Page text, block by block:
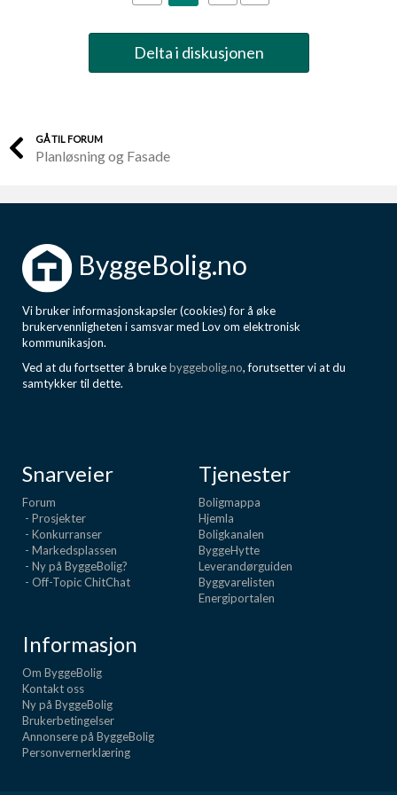
Få mer ut av Boligmappa
Delta i diskusjonen
GÅ TIL FORUM
Planløsning og Fasade
ByggeBolig.no
Vi bruker informasjonskapsler (cookies) for å øke
brukervennligheten i samsvar med Lov om elektronisk
kommunikasjon.
Ved at du fortsetter å brukebyggebolig.no, forutsetter vi at du
samtykker til dette.
Snarveier
Forum
- Prosjekter
- Konkurranser
- Markedsplassen
- Ny på ByggeBolig?
- Off-Topic ChitChat
Tjenester
Boligmappa
Hjemla
Boligkanalen
ByggeHytte
Leverandørguiden
Byggvarelisten
Energiportalen
Informasjon
Om ByggeBolig
Kontakt oss
Ny på ByggeBolig
Brukerbetingelser
Annonsere på ByggeBolig
Personvernerklæring